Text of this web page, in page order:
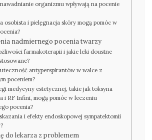
organizmu wpływają na pocenie
osobista i pielęgnacja skóry mogą pomóc w
nadmiernego pocenia twarzy
farmakoterapii i jakie leki doustne
antyperspirantów w walce z
poceniem?
medycyny estetycznej, takie jak toksyna
i RF Infini, mogą pomóc w leczeniu
pocenia?
i efekty endoskopowej sympatektomii
do lekarza z problemem